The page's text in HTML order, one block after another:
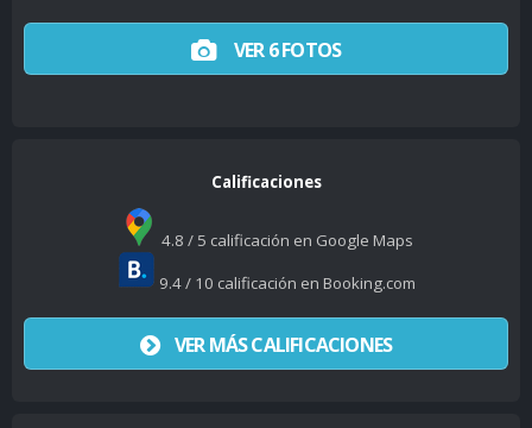
VER 6 FOTOS
Calificaciones
4.8 / 5 calificación en Google Maps
9.4 / 10 calificación en Booking.com
VER MÁS CALIFICACIONES